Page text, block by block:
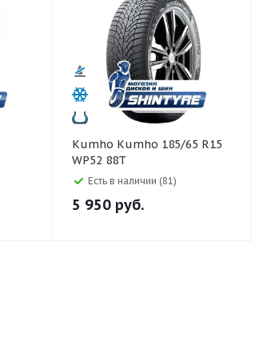
Kumho Kumho 185/65 R15
WP52 88T
Есть в наличии (81)
5 950 руб.